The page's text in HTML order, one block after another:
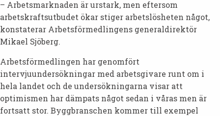
– Arbetsmarknaden är urstark, men eftersom
arbetskraftsutbudet ökar stiger arbetslösheten något,
konstaterar Arbetsförmedlingens generaldirektör
Mikael Sjöberg.
Arbetsförmedlingen har genomfört
intervjuundersökningar med arbetsgivare runt om i
hela landet och de undersökningarna visar att
optimismen har dämpats något sedan i våras men är
fortsatt stor. Byggbranschen kommer till exempel